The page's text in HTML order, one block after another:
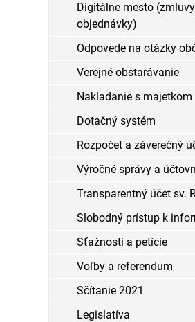
Digitálne mesto
objednávky)
Odpovede na otázky
Verejné obstarávanie
Nakladanie s majetkom
Dotačný systém
Rozpočet a záverečný
Výročné správy a
Transparentný účet sv.
Slobodný prístup k
Sťažnosti a petície
Voľby a referendum
Sčítanie 2021
Legislatíva